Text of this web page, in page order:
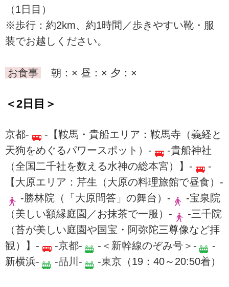
（1日目）
※歩行：約2km、約1時間／歩きやすい靴・服
装でお越しください。
お食事 朝：× 昼：× 夕：×
＜2日目＞
京都-
-【鞍馬・貴船エリア：鞍馬寺（義経と
天狗をめぐるパワースポット）-
-貴船神社
（全国二千社を数える水神の総本宮）】-
-
【大原エリア：芹生（大原の料理旅館で昼食）-
-勝林院（「大原問答」の舞台）-
-宝泉院
（美しい額縁庭園／お抹茶で一服）-
-三千院
（苔が美しい庭園や国宝・阿弥陀三尊像など拝
観）】-
-京都- -＜新幹線のぞみ号＞-
-
新横浜-
-品川- -東京（19：40～20:50着）